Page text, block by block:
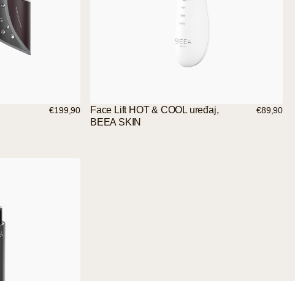
€199,90
Face Lift HOT & COOL uređaj,
BEEA SKIN
€89,90